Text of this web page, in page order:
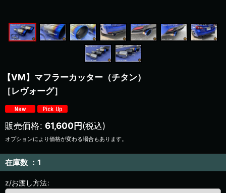
【VM】マフラーカッター（チタン）
［レヴォーグ］
販売価格: 61,600円(税込)
オプションにより価格が変わる場合もあります。
在庫数 ：1
z/お渡し方法: